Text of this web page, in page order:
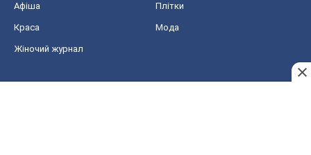
Афіша Плітки
Краса Мода
Жіночий журнал